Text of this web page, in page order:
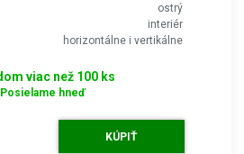
ostrý
interiér
horizontálne i vertikálne
viac než 100 ks
Posielame hneď
KÚPIŤ